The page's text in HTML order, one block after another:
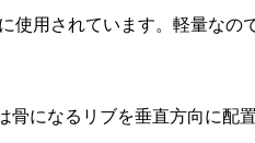
用されています。軽量なの
になるリブを垂直方向に配